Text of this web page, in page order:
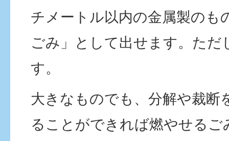
チメートル以内の金属製のも
ごみ」として出せます。ただ
す。
大きなものでも、分解や裁断
ることができれば燃やせるご